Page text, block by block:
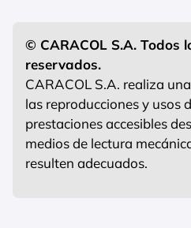
© CARACOL S.A. Todos
reservados.
CARACOL S.A. realiza
las reproducciones y usos
prestaciones accesibles
medios de lectura
resulten adecuados.